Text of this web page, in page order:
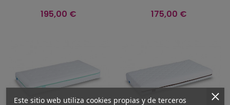
Precio
195,00 € Precio
175,00 €
Este sitio web utiliza cookies propias y de terceros